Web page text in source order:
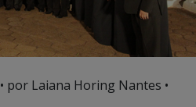
• por Laiana Horing Nantes •